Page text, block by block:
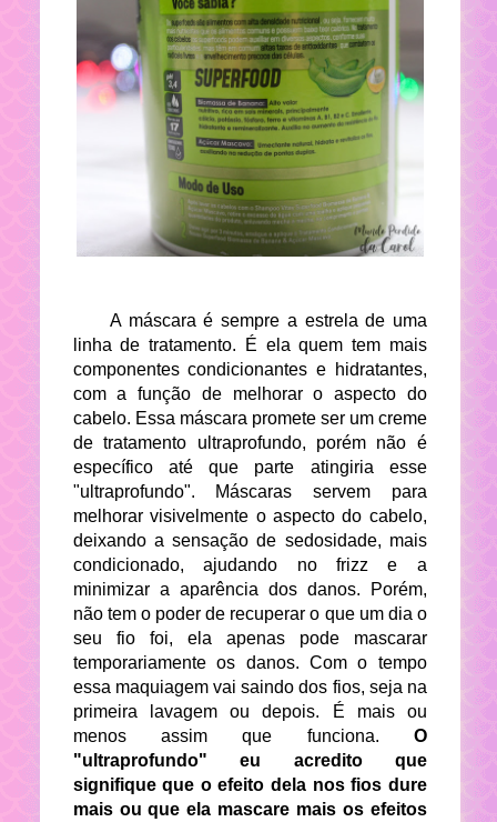
A máscara é sempre a estrela de uma
linha de tratamento. É ela quem tem mais
componentes condicionantes e hidratantes,
com a função de melhorar o aspecto do
cabelo. Essa máscara promete ser um creme
de tratamento ultraprofundo, porém não é
específico até que parte atingiria esse
"ultraprofundo". Máscaras servem para
melhorar visivelmente o aspecto do cabelo,
deixando a sensação de sedosidade, mais
condicionado, ajudando no frizz e a
minimizar a aparência dos danos. Porém,
não tem o poder de recuperar o que um dia o
seu fio foi, ela apenas pode mascarar
temporariamente os danos. Com o tempo
essa maquiagem vai saindo dos fios, seja na
primeira lavagem ou depois. É mais ou
menos assim que funciona. O
"ultraprofundo" eu acredito que
signifique que o efeito dela nos fios dure
mais ou que ela mascare mais os efeitos